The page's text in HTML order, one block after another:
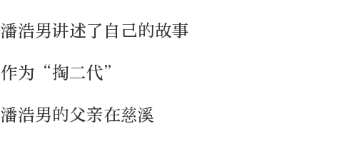
潘浩男讲述了自己的故事
作为“掏二代”
潘浩男的父亲在慈溪